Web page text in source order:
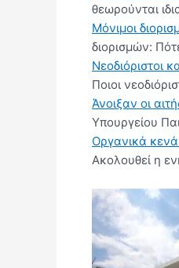
θεωρούνται
Μόνιμοι
διορισμών:
Νεοδιόριστοι
Ποιοι
Άνοιξαν οι
Υπουργείου
Οργανικά
Ακολουθεί η